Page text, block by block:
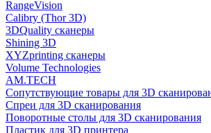
RangeVision
Calibry (Thor 3D)
3DQuality сканеры
Shining 3D
XYZprinting сканеры
Volume Technologies
AM.TECH
Сопутствующие товары для 3D
Спреи для 3D сканирования
Поворотные столы для 3D сканирования
Пластик для 3D принтера